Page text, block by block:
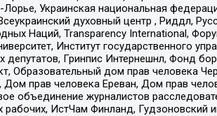
Украинская национальная
духовный центр , Риддл,
Наций, Transparеncy International,
Институт государственного
Гринпис Интернешнл, Фонд
Образовательный дом прав человека
прав человека Ереван, Дом прав
объединение журналистов
ИстЧам Финланд, Гудзоновский